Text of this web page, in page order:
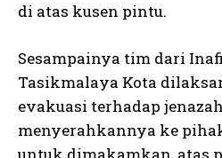
di atas kusen pintu.
Sesampainya tim dari
Tasikmalaya Kota
evakuasi terhadap
menyerahkannya ke